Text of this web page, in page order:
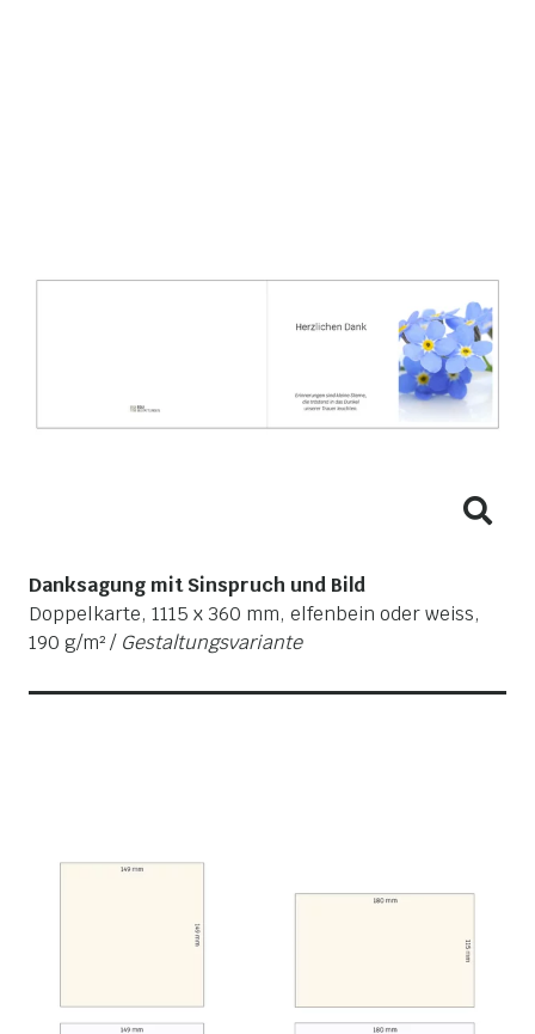
Danksagung mit Sinspruch und Bild
Doppelkarte, 1115 x 360 mm, elfenbein oder weiss,
190 g/m² / Gestaltungsvariante